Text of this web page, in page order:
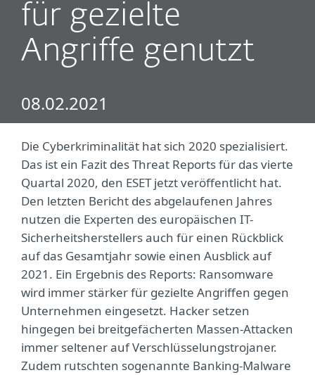
für gezielte
Angriffe genutzt
08.02.2021
Die Cyberkriminalität hat sich 2020 spezialisiert.
Das ist ein Fazit des Threat Reports für das vierte
Quartal 2020, den ESET jetzt veröffentlicht hat.
Den letzten Bericht des abgelaufenen Jahres
nutzen die Experten des europäischen IT-
Sicherheitsherstellers auch für einen Rückblick
auf das Gesamtjahr sowie einen Ausblick auf
2021. Ein Ergebnis des Reports: Ransomware
wird immer stärker für gezielte Angriffen gegen
Unternehmen eingesetzt. Hacker setzen
hingegen bei breitgefächerten Massen-Attacken
immer seltener auf Verschlüsselungstrojaner.
Zudem rutschten sogenannte Banking-Malware